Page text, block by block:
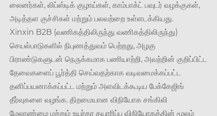
லைனர்கள், லிப்ஸ்டிக் குழாய்கள், காம்பாக்ட் பவுடர் வழக்குகள்,
அடித்தள குச்சிகள் மற்றும் பலவற்றை உள்ளடக்கியது.
Xinxin B2B (வணிகத்திலிருந்து வணிகத்திலிருந்து)
செயல்பாடுகளில் நிபுணத்துவம் பெற்றது, அழகு
பிராண்டுகளுடன் நெருக்கமாக பணியாற்றி, அவற்றின் குறிப்பிட்ட
தேவைகளைப் பூர்த்தி செய்வதற்காக வடிவமைக்கப்பட்ட
தனிப்பயனாக்கப்பட்ட மற்றும் அளவிடக்கூடிய பேக்கேஜிங்
தீர்வுகளை வழங்க. திறமையான விநியோக சங்கிலி
மேலாண்மை மற்றும் உயர்தர தயாரிப்பு விநியோகத்தின் மூலம்